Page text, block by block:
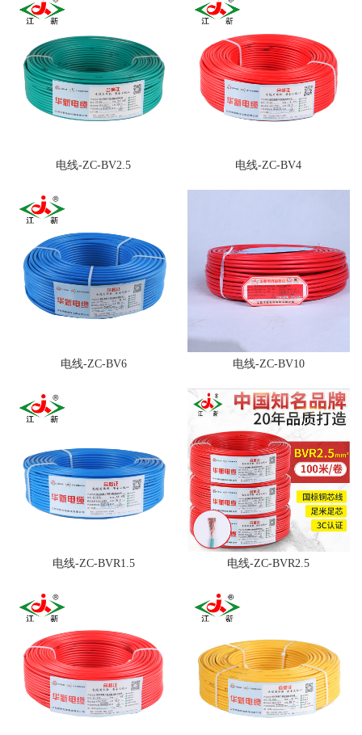
电线-ZC-BV2.5 电线-ZC-BV4
电线-ZC-BV6 电线-ZC-BV10
电线-ZC-BVR1.5 电线-ZC-BVR2.5